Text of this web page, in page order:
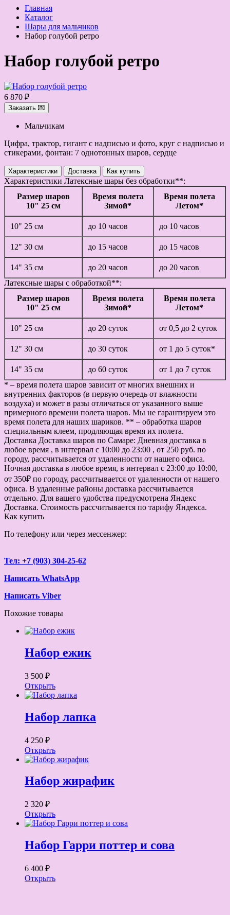
Главная
Каталог
Шары для мальчиков
Набор голубой ретро
Набор голубой ретро
6 870 ₽
Заказать 💌
Мальчикам
Цифра, трактор, гигант с надписью и фото, круг с надписью и
стикерами, фонтан: 7 однотонных шаров, сердце
Характеристики Доставка Как купить
Характеристики Латексные шары без обработки**:
Размер шаров
10" 25 см
Время полета
Зимой*
Время полета
Летом*
10" 25 см до 10 часов до 10 часов
12" 30 см до 15 часов до 15 часов
14" 35 см до 20 часов
до 20 часов
Латексные шары с обработкой**:
Размер шаров
10" 25 см
Время полета
Зимой*
Время полета
Летом*
10" 25 см до 20 суток от 0,5 до 2 суток
12" 30 см до 30 суток от 1 до 5 суток*
14" 35 см до 60 суток
от 1 до 7 суток
* – время полета шаров зависит от многих внешних и
внутренних факторов (в первую очередь от влажности
воздуха) и может в разы отличаться от указанного выше
примерного времени полета шаров. Мы не гарантируем это
время полета для наших шариков. ** – обработка шаров
специальным клеем, продляющая время их полета.
Доставка Доставка шаров по Самаре: Дневная доставка в
любое время , в интервал с 10:00 до 23:00 , от 250 руб. по
городу, рассчитывается от удаленности от нашего офиса.
Ночная доставка в любое время, в интервал с 23:00 до 10:00,
от 350₽ по городу, рассчитывается от удаленности от нашего
офиса. В удаленные районы доставка рассчитывается
отдельно. Для вашего удобства предусмотрена Яндекс
Доставка. Стоимость рассчитывается по тарифу Яндекса.
Как купить
По телефону или через мессенжер:
Тел: +7 (903) 304-25-62
Написать WhatsApp
Написать Viber
Похожие товары
Набор ежик
3 500 ₽
Открыть
Набор лапка
4 250 ₽
Открыть
Набор жирафик
2 320 ₽
Открыть
Набор Гарри поттер и сова
6 400 ₽
Открыть